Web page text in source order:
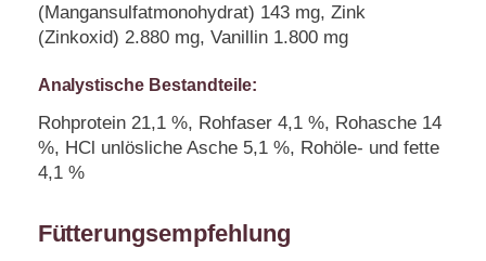
(Mangansulfatmonohydrat) 143 mg, Zink
(Zinkoxid) 2.880 mg, Vanillin 1.800 mg
Analystische Bestandteile:
Rohprotein 21,1 %, Rohfaser 4,1 %, Rohasche 14
%, HCl unlösliche Asche 5,1 %, Rohöle- und fette
4,1 %
Fütterungsempfehlung